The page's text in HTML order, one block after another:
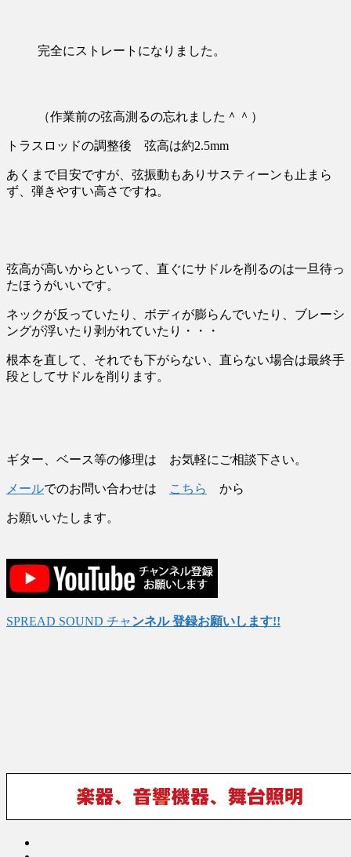
完全にストレートになりました。
（作業前の弦高測るの忘れました＾＾）
トラスロッドの調整後 弦高は約2.5mm
あくまで目安ですが、弦振動もありサスティーンも止まら
ず、弾きやすい高さですね。
弦高が高いからといって、直ぐにサドルを削るのは一旦待っ
たほうがいいです。
ネックが反っていたり、ボディが膨らんでいたり、ブレーシ
ングが浮いたり剥がれていたり・・・
根本を直して、それでも下がらない、直らない場合は最終手
段としてサドルを削ります。
ギター、ベース等の修理は お気軽にご相談下さい。
メールでのお問い合わせは こちら から
お願いいたします。
SPREAD SOUND チャ ンネル 登録お願いします!!